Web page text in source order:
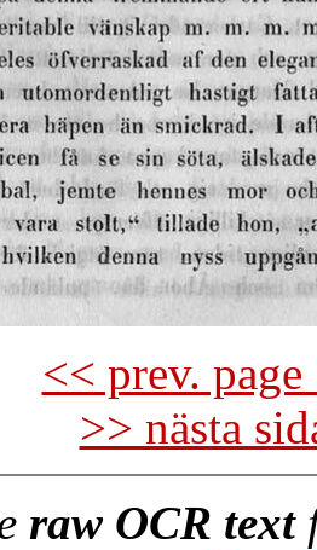
<< prev.
>> nästa
raw OCR text